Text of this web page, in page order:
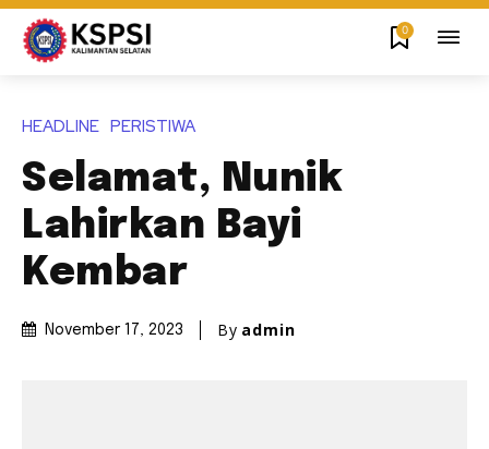
0
HEADLINE PERISTIWA
Selamat, Nunik
Lahirkan Bayi
Kembar
November 17, 2023 By admin